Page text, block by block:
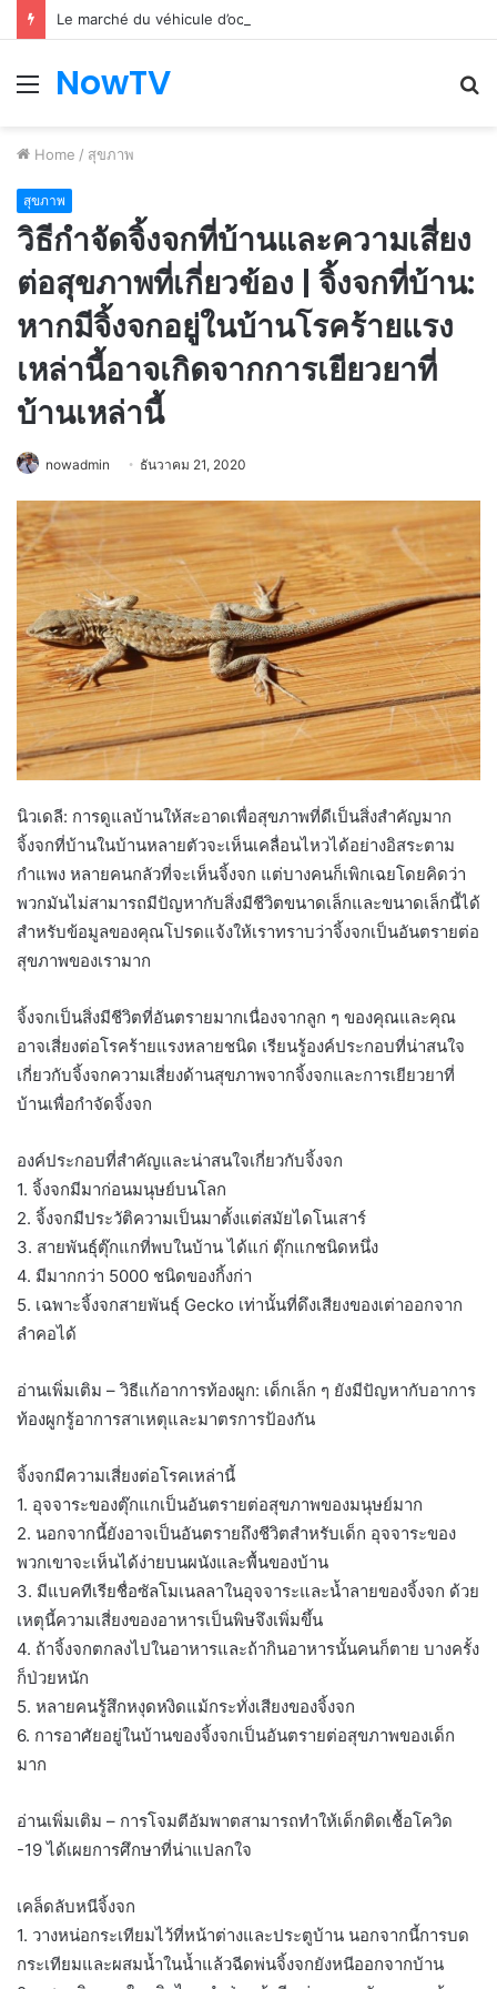
Le marché du véhicule d’occasion en plein essor
Menu
NowTV
Home / สุขภาพ
สุขภาพ
วิธีกำจัดจิ้งจกที่บ้านและความเสี่ยง
ต่อสุขภาพที่เกี่ยวข้อง | จิ้งจกที่บ้าน:
หากมีจิ้งจกอยู่ในบ้านโรคร้ายแรง
เหล่านี้อาจเกิดจากการเยียวยาที่
บ้านเหล่านี้
nowadmin ธันวาคม 21, 2020
นิวเดลี: การดูแลบ้านให้สะอาดเพื่อสุขภาพที่ดีเป็นสิ่งสำคัญมาก
จิ้งจกที่บ้านในบ้านหลายตัวจะเห็นเคลื่อนไหวได้อย่างอิสระตาม
กำแพง หลายคนกลัวที่จะเห็นจิ้งจก แต่บางคนก็เพิกเฉยโดยคิดว่า
พวกมันไม่สามารถมีปัญหากับสิ่งมีชีวิตขนาดเล็กและขนาดเล็กนี้ได้
สำหรับข้อมูลของคุณโปรดแจ้งให้เราทราบว่าจิ้งจกเป็นอันตรายต่อ
สุขภาพของเรามาก
จิ้งจกเป็นสิ่งมีชีวิตที่อันตรายมากเนื่องจากลูก ๆ ของคุณและคุณ
อาจเสี่ยงต่อโรคร้ายแรงหลายชนิด เรียนรู้องค์ประกอบที่น่าสนใจ
เกี่ยวกับจิ้งจกความเสี่ยงด้านสุขภาพจากจิ้งจกและการเยียวยาที่
บ้านเพื่อกำจัดจิ้งจก
องค์ประกอบที่สำคัญและน่าสนใจเกี่ยวกับจิ้งจก
1. จิ้งจกมีมาก่อนมนุษย์บนโลก
2. จิ้งจกมีประวัติความเป็นมาตั้งแต่สมัยไดโนเสาร์
3. สายพันธุ์ตุ๊กแกที่พบในบ้าน ได้แก่ ตุ๊กแกชนิดหนึ่ง
4. มีมากกว่า 5000 ชนิดของกิ้งก่า
5. เฉพาะจิ้งจกสายพันธุ์ Gecko เท่านั้นที่ดึงเสียงของเต่าออกจาก
ลำคอได้
อ่านเพิ่มเติม – วิธีแก้อาการท้องผูก: เด็กเล็ก ๆ ยังมีปัญหากับอาการ
ท้องผูกรู้อาการสาเหตุและมาตรการป้องกัน
จิ้งจกมีความเสี่ยงต่อโรคเหล่านี้
1. อุจจาระของตุ๊กแกเป็นอันตรายต่อสุขภาพของมนุษย์มาก
2. นอกจากนี้ยังอาจเป็นอันตรายถึงชีวิตสำหรับเด็ก อุจจาระของ
พวกเขาจะเห็นได้ง่ายบนผนังและพื้นของบ้าน
3. มีแบคทีเรียชื่อซัลโมเนลลาในอุจจาระและน้ำลายของจิ้งจก ด้วย
เหตุนี้ความเสี่ยงของอาหารเป็นพิษจึงเพิ่มขึ้น
4. ถ้าจิ้งจกตกลงไปในอาหารและถ้ากินอาหารนั้นคนก็ตาย บางครั้ง
ก็ป่วยหนัก
5. หลายคนรู้สึกหงุดหงิดแม้กระทั่งเสียงของจิ้งจก
6. การอาศัยอยู่ในบ้านของจิ้งจกเป็นอันตรายต่อสุขภาพของเด็ก
มาก
อ่านเพิ่มเติม – การโจมตีอัมพาตสามารถทำให้เด็กติดเชื้อโควิด
-19 ได้เผยการศึกษาที่น่าแปลกใจ
เคล็ดลับหนีจิ้งจก
1. วางหน่อกระเทียมไว้ที่หน้าต่างและประตูบ้าน นอกจากนี้การบด
กระเทียมและผสมน้ำในน้ำแล้วฉีดพ่นจิ้งจกยังหนีออกจากบ้าน